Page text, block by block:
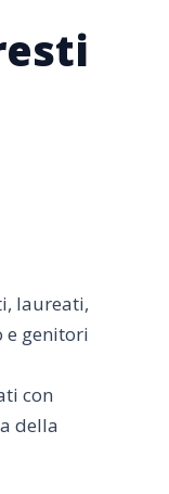
laureati,
e genitori
con
della